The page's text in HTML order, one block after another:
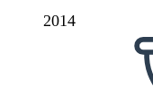
2014